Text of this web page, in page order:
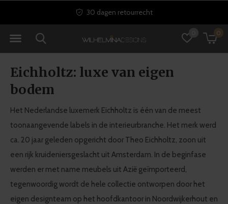
0
30 dagen retourrecht
Eichholtz: luxe van eigen
bodem
Het Nederlandse luxemerk Eichholtz is één van de meest
toonaangevende labels in de interieurbranche. Het merk werd
ca. 20 jaar geleden opgericht door Theo Eichholtz, zoon uit
een rijk kruideniersgeslacht uit Amsterdam. In de beginfase
werden er met name meubels uit Azië geïmporteerd,
tegenwoordig wordt de hele collectie ontworpen door het
eigen designteam op het hoofdkantoor in Noordwijkerhout en